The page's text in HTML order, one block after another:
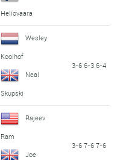
Heliovaara
Wesley
Koolhof
Neal
Skupski
3-6 6-3 6-4
Rajeev
Ram
Joe
3-6 7-6 7-6